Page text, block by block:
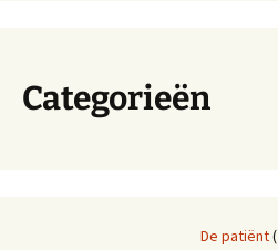
Categorieën
De patiënt